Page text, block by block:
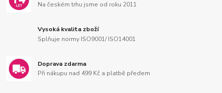
Na českém trhu jsme od roku 2011
Vysoká kvalita zboží
Splňuje normy ISO9001/ ISO14001
Doprava zdarma
Při nákupu nad 499 Kč a platbě předem